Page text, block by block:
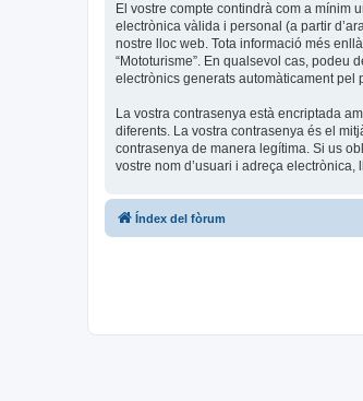
El vostre compte contindrà com a mínim
electrònica vàlida i personal (a partir
nostre lloc web. Tota informació més
“Mototurisme”. En qualsevol cas, podeu
electrònics generats automàticament pel
La vostra contrasenya està encriptada
diferents. La vostra contrasenya és el
contrasenya de manera legítima. Si us
vostre nom d’usuari i adreça
Índex del fòrum